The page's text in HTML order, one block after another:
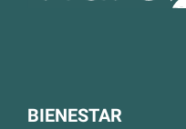
BIENESTAR